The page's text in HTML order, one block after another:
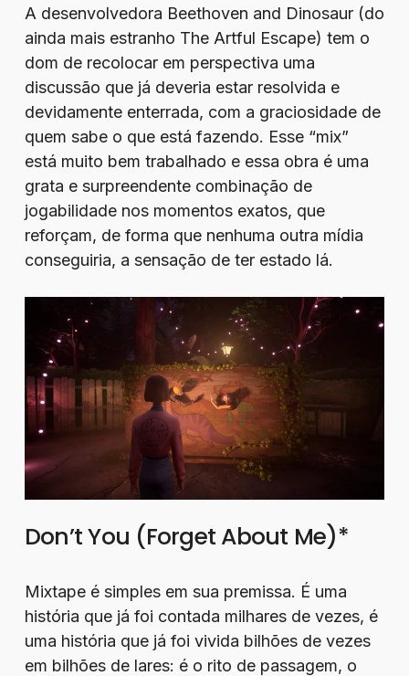
A desenvolvedora Beethoven and Dinosaur (do
ainda mais estranho The Artful Escape) tem o
dom de recolocar em perspectiva uma
discussão que já deveria estar resolvida e
devidamente enterrada, com a graciosidade de
quem sabe o que está fazendo. Esse “mix”
está muito bem trabalhado e essa obra é uma
grata e surpreendente combinação de
jogabilidade nos momentos exatos, que
reforçam, de forma que nenhuma outra mídia
conseguiria, a sensação de ter estado lá.
Don’t You (Forget About Me)*
Mixtape é simples em sua premissa. É uma
história que já foi contada milhares de vezes, é
uma história que já foi vivida bilhões de vezes
em bilhões de lares: é o rito de passagem, o